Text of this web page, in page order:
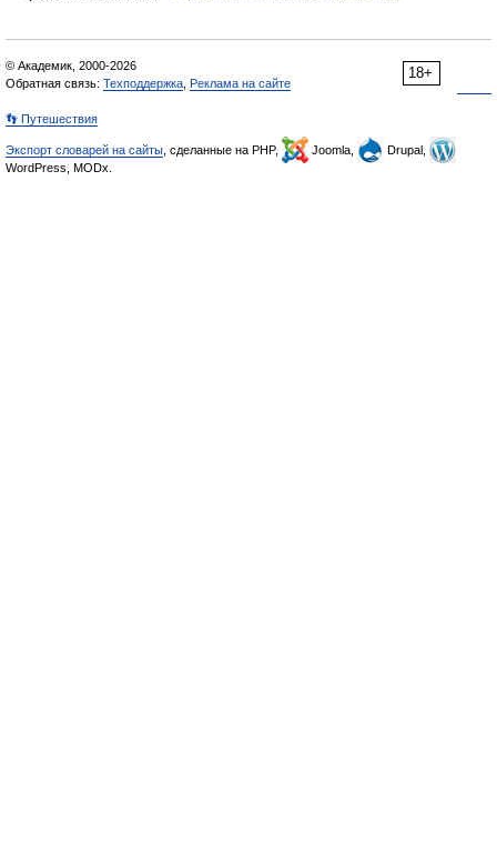
18+
© Академик, 2000-2026
Обратная связь: Техподдержка Реклама на сайте
👣 Путешествия
Экспорт словарей на сайты , сделанные на PHP, Joomla,
Drupal,
WordPress, MODx.